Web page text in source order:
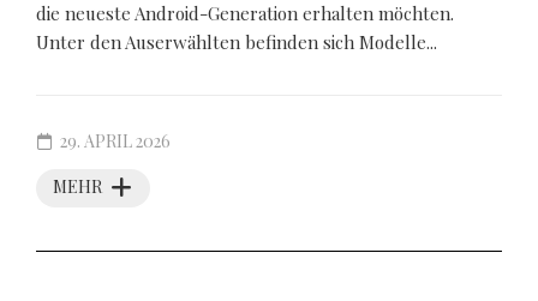
die neueste Android-Generation erhalten möchten.
Unter den Auserwählten befinden sich Modelle...
MEHR
29. APRIL 2026